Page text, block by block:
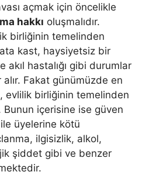
açmak için öncelikle
hakkı oluşmalıdır.
birliğinin temelinden
kast, haysiyetsiz bir
akıl hastalığı gibi durumlar
Fakat günümüzde en
evlilik birliğinin temelinden
Bunun içerisine ise güven
üyelerine kötü
ilgisizlik, alkol,
şiddet gibi ve benzer